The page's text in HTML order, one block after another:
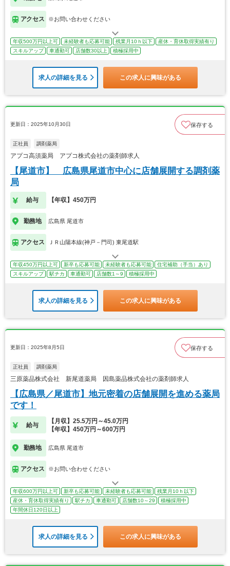
アクセス ※お問い合わせください
年収500万円以上可 未経験者も応募可能 残業月10ｈ以下
産休・育休取得実績有り
スキルアップ
車通勤可 店舗数30以上 積極採用中
求人の詳細を見る この求人に興味がある
更新日：2025年10月30日 保存する
正社員 調剤薬局
アプコ高須薬局 アプコ株式会社の薬剤師求人
【尾道市】 広島県尾道市中心に店舗展開する調剤薬
局
給与 【年収】450万円
勤務地 広島県 尾道市
アクセス ＪＲ山陽本線(神戸－門司) 東尾道駅
年収450万円以上可 新卒も応募可能 未経験者も応募可能
住宅補助（手当）あり
スキルアップ
駅チカ 車通勤可 店舗数1～9 積極採用中
求人の詳細を見る この求人に興味がある
更新日：2025年8月5日 保存する
正社員 調剤薬局
三原薬品株式会社 新尾道薬局 因島薬品株式会社の薬剤師求人
【広島県／尾道市】地元密着の店舗展開を進める薬局
です！
給与
【月収】25.5万円～45.0万円
【年収】450万円～600万円
勤務地 広島県 尾道市
アクセス ※お問い合わせください
年収600万円以上可 新卒も応募可能 未経験者も応募可能
残業月10ｈ以下
産休・育休取得実績有り
駅チカ 車通勤可 店舗数10～29
積極採用中
年間休日120日以上
求人の詳細を見る この求人に興味がある